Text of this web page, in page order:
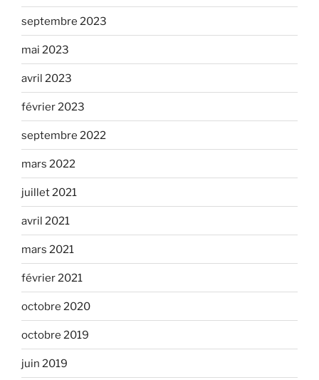
septembre 2023
mai 2023
avril 2023
février 2023
septembre 2022
mars 2022
juillet 2021
avril 2021
mars 2021
février 2021
octobre 2020
octobre 2019
juin 2019